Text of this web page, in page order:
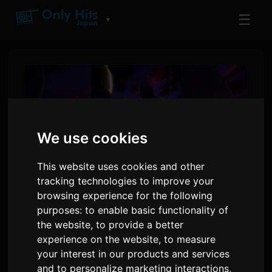
We use cookies
This website uses cookies and other
tracking technologies to improve your
browsing experience for the following
purposes:to enable basic functionality of
the website,to provide a better
experience on the website,to measure
your interest in our products and services
and to personalize marketing interactions,
▼ ☰
Digimon Beatbreak Masuki
Arc Cerita Baru 'Kyo-hen'
pada 12 Juli